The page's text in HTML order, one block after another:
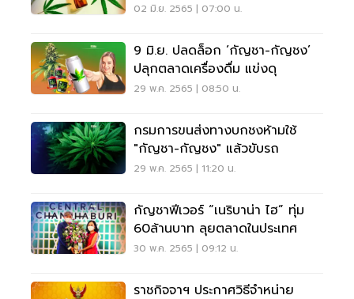
02 มิ.ย. 2565 | 07:00 น.
9 มิ.ย. ปลดล็อก ‘กัญชา-กัญชง’
ปลุกตลาดเครื่องดื่ม แข่งดุ
29 พ.ค. 2565 | 08:50 น.
กรมการขนส่งทางบกชงห้ามใช้
"กัญชา-กัญชง" แล้วขับรถ
29 พ.ค. 2565 | 11:20 น.
กัญชาฟีเวอร์ “เนริบาน่า ไฮ” ทุ่ม
60ล้านบาท ลุยตลาดในประเทศ
30 พ.ค. 2565 | 09:12 น.
ราชกิจจาฯ ประกาศวิธีจำหน่าย